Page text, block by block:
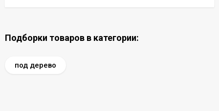
Подборки товаров в категории:
под дерево